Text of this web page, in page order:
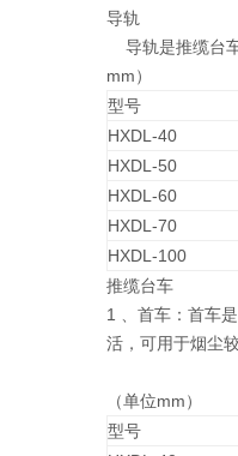
导轨
导轨是推缆台
mm）
型号
HXDL-40
HXDL-50
HXDL-60
HXDL-70
HXDL-100
推缆台车
1 、首车：首车
活，可用于烟尘
（单位mm）
型号